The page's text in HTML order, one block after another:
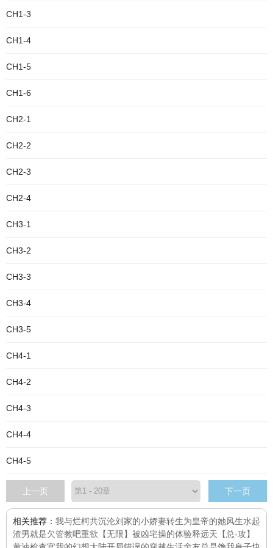
CH1-3
CH1-4
CH1-5
CH1-6
CH2-1
CH2-2
CH2-3
CH2-4
CH3-1
CH3-2
CH3-3
CH3-4
CH3-5
CH4-1
CH4-2
CH4-3
CH4-4
CH4-5
上一页 下一页
相关推荐： 我与烂柯共沉沦刘家的小娇妻转生为皇帝的她风生水起
渣男就是欠管教吧重欲 【无限】被凶宅操的体验释远天 【总-攻】